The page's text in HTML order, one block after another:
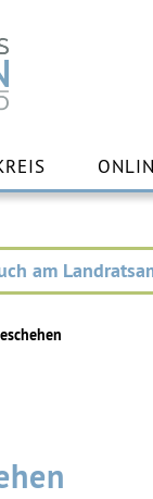
am